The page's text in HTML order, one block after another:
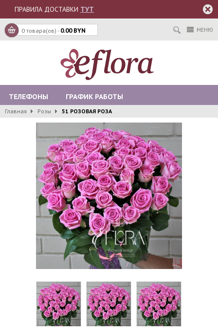
ПРАВИЛА ДОСТАВКИ ТУТ
0 товара(ов) - 0.00 BYN МЕНЮ
ТЕЛЕФОНЫ ГРАФИК РАБОТЫ
Главная Розы 51 РОЗОВАЯ РОЗА